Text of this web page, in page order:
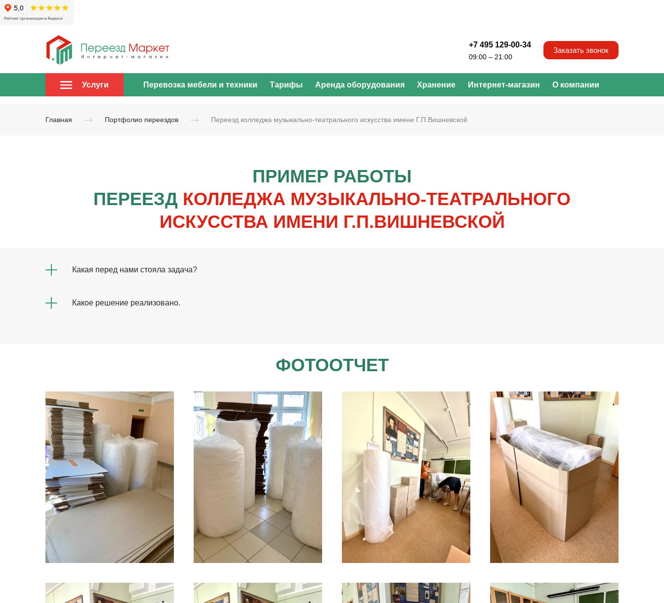
+7 495 129-00-34
09:00 – 21:00
Заказать звонок
Услуги Перевозка мебели и техники Тарифы Аренда оборудования Хранение Интернет-магазин О компании
Главная Портфолио переездов Переезд колледжа музыкально-театрального искусства имени Г.П.Вишневской
ПРИМЕР РАБОТЫ
ПЕРЕЕЗД КОЛЛЕДЖА МУЗЫКАЛЬНО-ТЕАТРАЛЬНОГО
ИСКУССТВА ИМЕНИ Г.П.ВИШНЕВСКОЙ
Какая перед нами стояла задача?
Какое решение реализовано.
ФОТООТЧЕТ